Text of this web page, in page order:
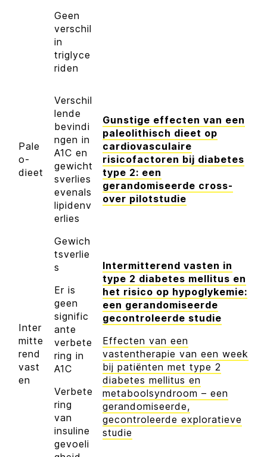
Geen
verschil
in
triglyce
riden
Pale
o-
dieet
Verschil
lende
bevindi
ngen in
A1C en
gewicht
sverlies
evenals
lipidenv
erlies
Gunstige effecten van een
paleolithisch dieet op
cardiovasculaire
risicofactoren bij diabetes
type 2: een
gerandomiseerde cross-
over pilotstudie
Inter
mitte
rend
vast
en
Gewich
tsverlie
s
Er is
geen
signific
ante
verbete
ring in
A1C
Verbete
ring
van
insuline
gevoeli
Intermitterend vasten in
type 2 diabetes mellitus en
het risico op hypoglykemie:
een gerandomiseerde
gecontroleerde studie
Effecten van een
vastentherapie van een week
bij patiënten met type 2
diabetes mellitus en
metaboolsyndroom – een
gerandomiseerde,
gecontroleerde exploratieve
studie